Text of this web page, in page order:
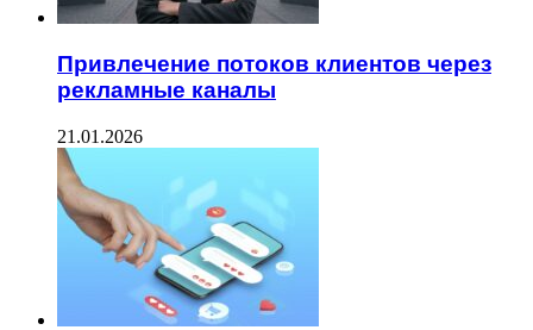
Привлечение потоков клиентов через
рекламные каналы
21.01.2026